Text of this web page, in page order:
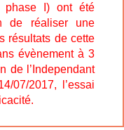
phase I) ont été
de réaliser une
résultats de cette
évènement à 3
de l’Independant
07/2017, l’essai